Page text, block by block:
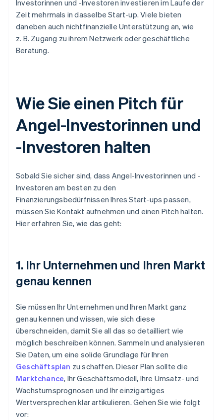
Investorinnen und -Investoren investieren im Laufe der
Zeit mehrmals in dasselbe Start-up. Viele bieten
daneben auch nichtfinanzielle Unterstützung an, wie
z. B. Zugang zu ihrem Netzwerk oder geschäftliche
Beratung.
Wie Sie einen Pitch für
Angel-Investorinnen und
-Investoren halten
Sobald Sie sicher sind, dass Angel-Investorinnen und -
Investoren am besten zu den
Finanzierungsbedürfnissen Ihres Start-ups passen,
müssen Sie Kontakt aufnehmen und einen Pitch halten.
Hier erfahren Sie, wie das geht:
1. Ihr Unternehmen und Ihren Markt
genau kennen
Sie müssen Ihr Unternehmen und Ihren Markt ganz
genau kennen und wissen, wie sich diese
überschneiden, damit Sie all das so detailliert wie
möglich beschreiben können. Sammeln und analysieren
Sie Daten, um eine solide Grundlage für Ihren
Geschäftsplan zu schaffen. Dieser Plan sollte die
Marktchance, Ihr Geschäftsmodell, Ihre Umsatz- und
Wachstumsprognosen und Ihr einzigartiges
Wertversprechen klar artikulieren. Gehen Sie wie folgt
vor: